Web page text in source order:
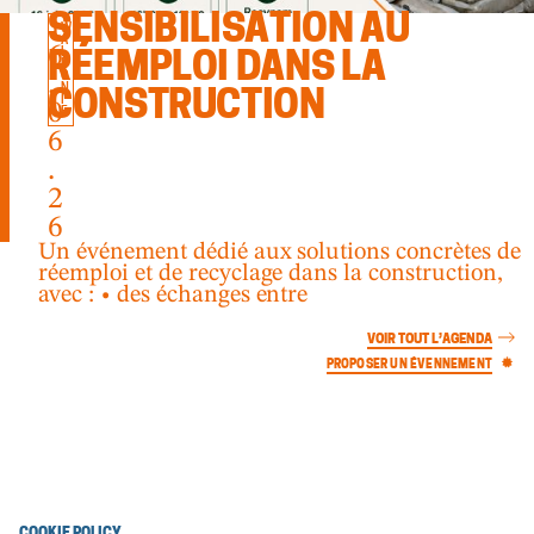
1
6
.
0
6
.
2
6
W
A
L
L
O
N
I
E
SENSIBILISATION AU
RÉEMPLOI DANS LA
CONSTRUCTION
Un événement dédié aux solutions concrètes de
réemploi et de recyclage dans la construction,
avec : • des échanges entre
VOIR TOUT L’AGENDA
PROPOSER UN ÉVENNEMENT